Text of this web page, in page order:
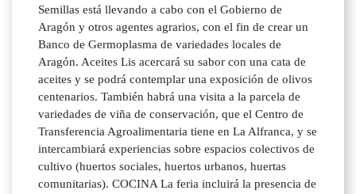
Semillas está llevando a cabo con el Gobierno de
Aragón y otros agentes agrarios, con el fin de crear un
Banco de Germoplasma de variedades locales de
Aragón. Aceites Lis acercará su sabor con una cata de
aceites y se podrá contemplar una exposición de olivos
centenarios. También habrá una visita a la parcela de
variedades de viña de conservación, que el Centro de
Transferencia Agroalimentaria tiene en La Alfranca, y se
intercambiará experiencias sobre espacios colectivos de
cultivo (huertos sociales, huertos urbanos, huertas
comunitarias). COCINA La feria incluirá la presencia de